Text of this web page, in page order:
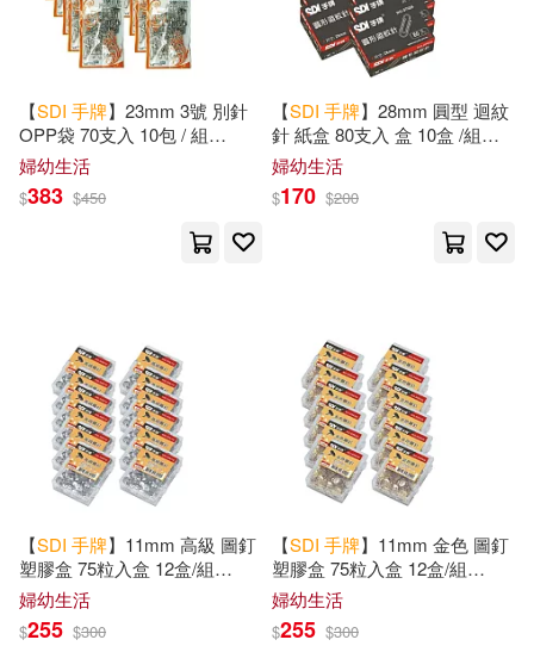
配送方式 (可複選)
可超商取貨(169)
可海外宅配(123)
可新加坡店取(105)
可菲律賓店取(103)
現在可購買商品(361)
【SDI 手牌】23mm 3號 別針
OPP袋 70支入 10包 / 組
0783D
婦幼生活
$383 $450
【SDI 手牌】28mm 圓型 迴紋
針 紙盒 80支入 盒 10盒 /組
0702B
婦幼生活
$170 $200
【SDI 手牌】11mm 高級 圖釘
塑膠盒 75粒入盒 12盒/組
0301G
婦幼生活
$255 $300
【SDI 手牌】11mm 金色 圖釘
塑膠盒 75粒入盒 12盒/組
0302G
婦幼生活
$255 $300